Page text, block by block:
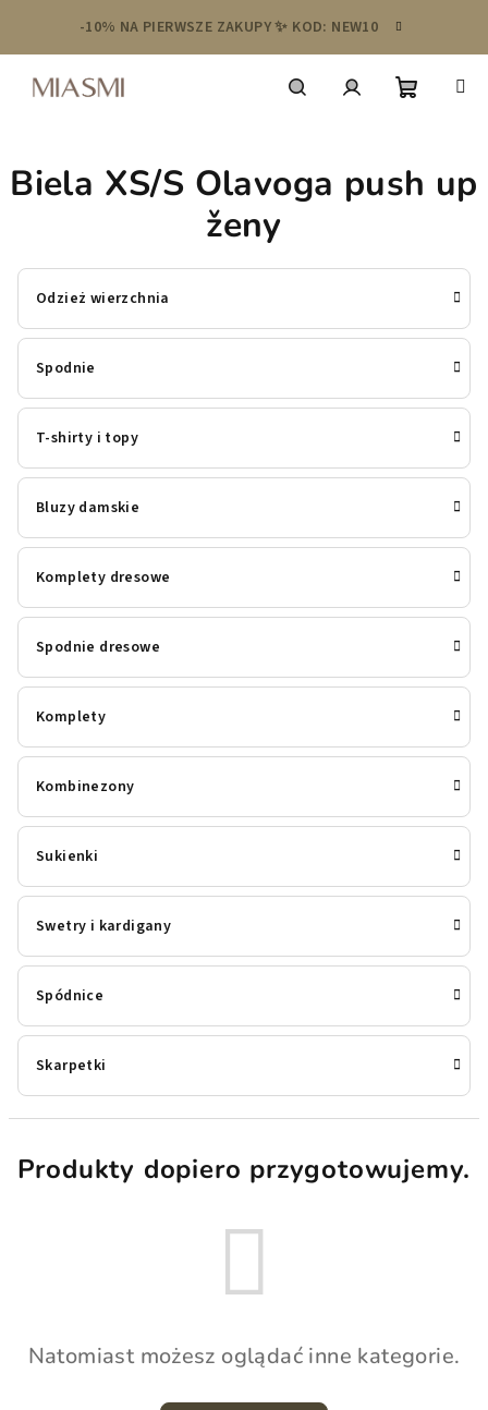
treści
-10% NA PIERWSZE ZAKUPY ✨ KOD: NEW10
się
Biela XS/S Olavoga push up
ženy
Odzież wierzchnia
Spodnie
T-shirty i topy
Bluzy damskie
Komplety dresowe
Spodnie dresowe
Komplety
Kombinezony
Sukienki
Swetry i kardigany
Spódnice
Skarpetki
Produkty dopiero przygotowujemy.
Natomiast możesz oglądać inne kategorie.